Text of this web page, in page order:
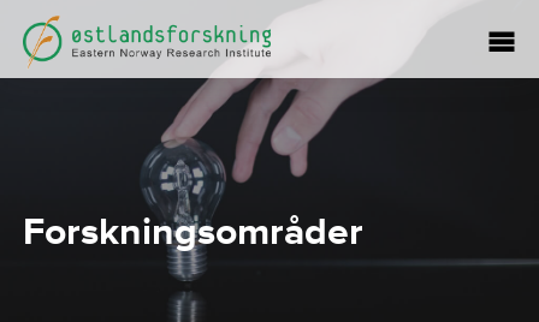
Forskningsområder